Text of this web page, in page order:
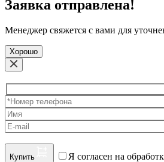
Заявка отправлена!
Менеджер свяжется с вами для
Хорошо
Купить
Я согласен на